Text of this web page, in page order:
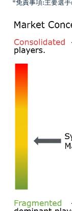
*免責事項:主要選手